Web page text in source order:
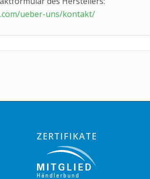
ueber-uns/kontakt/
ZERTIFIKATE